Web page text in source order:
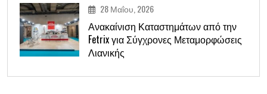
28 Μαΐου, 2026
Ανακαίνιση Καταστημάτων από την
Fetrix για Σύγχρονες Μεταμορφώσεις
Λιανικής